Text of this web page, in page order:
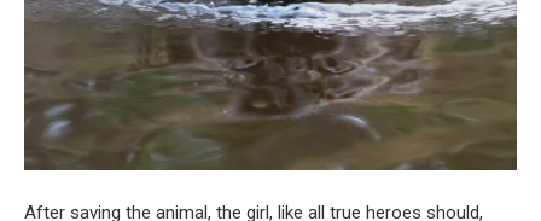
After saving the animal, the girl, like all true heroes should,